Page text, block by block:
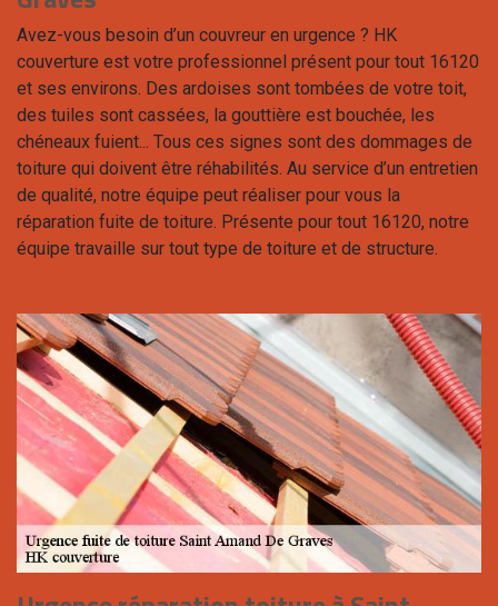
Avez-vous besoin d’un couvreur en urgence ? HK
couverture est votre professionnel présent pour tout 16120
et ses environs. Des ardoises sont tombées de votre toit,
des tuiles sont cassées, la gouttière est bouchée, les
chéneaux fuient... Tous ces signes sont des dommages de
toiture qui doivent être réhabilités. Au service d’un entretien
de qualité, notre équipe peut réaliser pour vous la
réparation fuite de toiture. Présente pour tout 16120, notre
équipe travaille sur tout type de toiture et de structure.